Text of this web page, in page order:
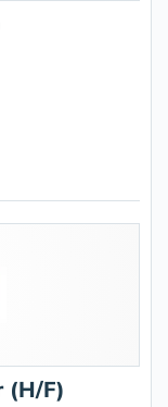
(H/F)